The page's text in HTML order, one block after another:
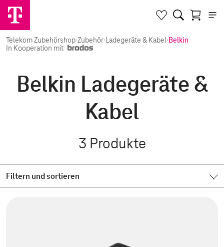
Telekom Zubehörshop·Zubehör·Ladegeräte & Kabel·Belkin
In Kooperation mit
Belkin Ladegeräte &
Kabel
3 Produkte
Filtern und sortieren